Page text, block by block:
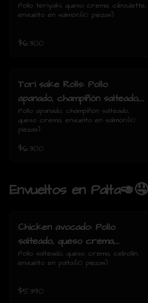
ciboulette, envuelto en
salmón.
Pollo teriyaki, queso crema, ciboulette,
envuelto en salmón.(10 piezas)
$6.300
Tori sake Rolls: Pollo
apanado, champiñón salteado,
queso crema, envuelto en
salmón.
Pollo apanado, champiñón salteado,
queso crema, envuelto en salmón.(10
piezas)
$6.300
Envueltos en Palta🥑🤤
Chicken avocado: Pollo
salteado, queso crema,
cebollin, envuelto en palta.
Pollo salteado, queso crema, cebollín,
envuelto en palta.(10 piezas)
$5.390